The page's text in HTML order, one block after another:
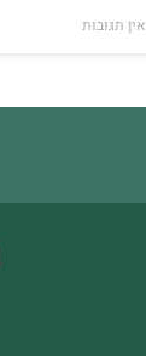
אין תגובות